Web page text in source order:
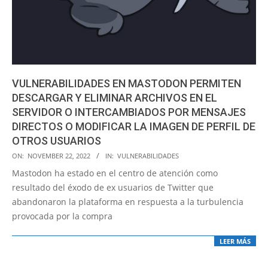
VULNERABILIDADES EN MASTODON PERMITEN
DESCARGAR Y ELIMINAR ARCHIVOS EN EL
SERVIDOR O INTERCAMBIADOS POR MENSAJES
DIRECTOS O MODIFICAR LA IMAGEN DE PERFIL DE
OTROS USUARIOS
2022-
11-
22
ON: NOVEMBER 22, 2022 IN: VULNERABILIDADES
Mastodon ha estado en el centro de atención como
resultado del éxodo de ex usuarios de Twitter que
abandonaron la plataforma en respuesta a la turbulencia
provocada por la compra
LEER MÁS